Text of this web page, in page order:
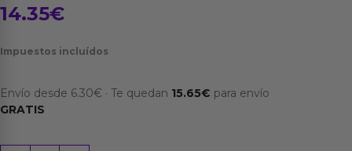
14.35€
Impuestos incluídos
Envío desde 6.30€ · Te quedan 15.65€ para envío
GRATIS